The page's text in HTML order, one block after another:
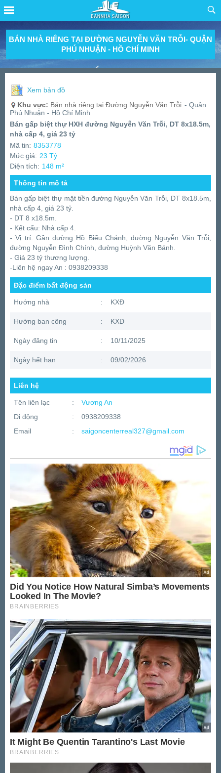
BÁN NHÀ RIÊNG TẠI ĐƯỜNG NGUYỄN VĂN TRỖI- QUẬN
PHÚ NHUẬN - HỒ CHÍ MINH
Xem bản đồ
Khu vực: Bán nhà riêng tại Đường Nguyễn Văn Trỗi - Quận
Phú Nhuận - Hồ Chí Minh
Bán gấp biệt thự HXH đường Nguyễn Văn Trỗi, DT 8x18.5m,
nhà cấp 4, giá 23 tỷ
Mã tin: 8353778
Mức giá: 23 Tỷ
Diện tích: 148 m²
Thông tin mô tả
Bán gấp biệt thự mặt tiền đường Nguyễn Văn Trỗi, DT 8x18.5m,
nhà cấp 4, giá 23 tỷ.
- DT 8 x18.5m.
- Kết cấu: Nhà cấp 4.
- Vị trí: Gần đường Hồ Biểu Chánh, đường Nguyễn Văn Trỗi,
đường Nguyễn Đình Chính, đường Huỳnh Văn Bánh.
- Giá 23 tỷ thương lượng.
-Liên hệ ngay An : 0938209338
Đặc điểm bất động sản
Hướng nhà : KXĐ
Hướng ban công : KXĐ
Ngày đăng tin : 10/11/2025
Ngày hết hạn : 09/02/2026
Liên hệ
Tên liên lạc :
Vương An
Di động
:
0938209338
Email
: saigoncenterreal327@gmail.com